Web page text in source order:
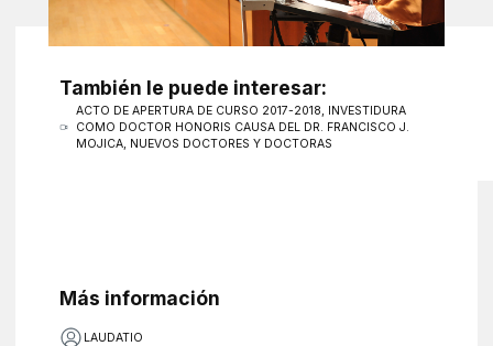
También le puede interesar:
ACTO DE APERTURA DE CURSO 2017-2018, INVESTIDURA
COMO DOCTOR HONORIS CAUSA DEL DR. FRANCISCO J.
MOJICA, NUEVOS DOCTORES Y DOCTORAS
Más información
LAUDATIO